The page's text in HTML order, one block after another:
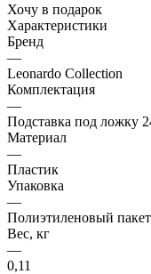
Хочу в подарок
Характеристики
Бренд
—
Leonardo Collection
Комплектация
—
Подставка под ложку
Материал
—
Пластик
Упаковка
—
Полиэтиленовый пакет
Вес, кг
—
0,11